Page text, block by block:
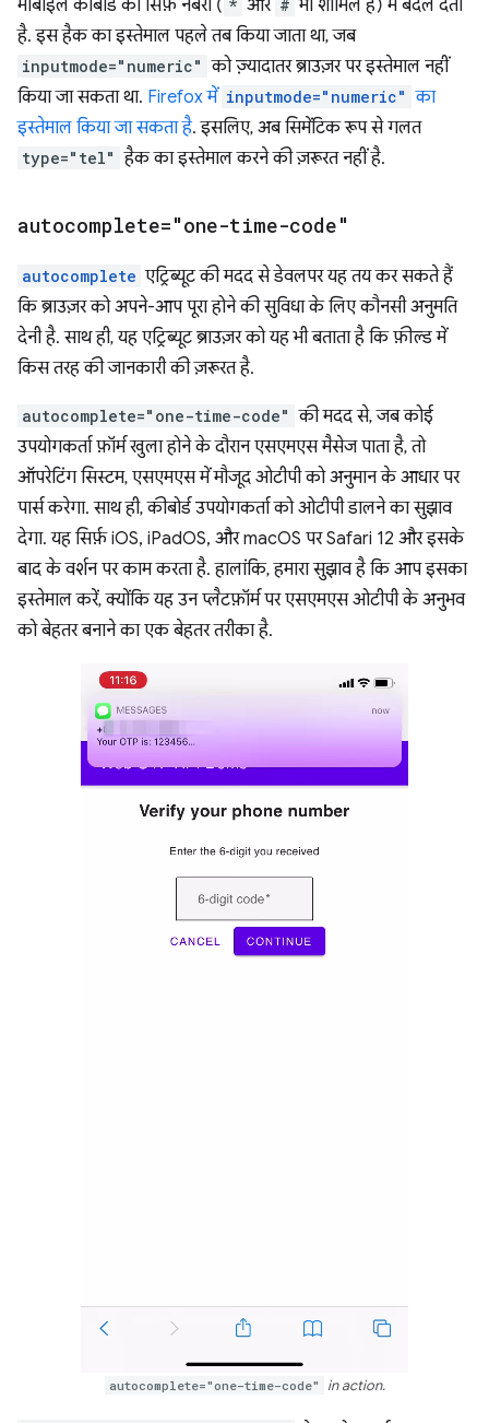
मोबाइल कीबोर्ड को सिर्फ़ नंबरों ( * और # भी शामिल हैं) में बदल देता
है. इस हैक का इस्तेमाल पहले तब किया जाता था, जब
inputmode="numeric" को ज़्यादातर ब्राउज़र पर इस्तेमाल नहीं
किया जा सकता था. Firefox में inputmode="numeric" का
इस्तेमाल किया जा सकता है. इसलिए, अब सिमेंटिक रूप से गलत
type="tel" हैक का इस्तेमाल करने की ज़रूरत नहीं है.
autocomplete="one-time-code"
autocomplete एट्रिब्यूट की मदद से डेवलपर यह तय कर सकते हैं
कि ब्राउज़र को अपने-आप पूरा होने की सुविधा के लिए कौनसी अनुमति
देनी है. साथ ही, यह एट्रिब्यूट ब्राउज़र को यह भी बताता है कि फ़ील्ड में
किस तरह की जानकारी की ज़रूरत है.
autocomplete="one-time-code" की मदद से, जब कोई
उपयोगकर्ता फ़ॉर्म खुला होने के दौरान एसएमएस मैसेज पाता है, तो
ऑपरेटिंग सिस्टम, एसएमएस में मौजूद ओटीपी को अनुमान के आधार पर
पार्स करेगा. साथ ही, कीबोर्ड उपयोगकर्ता को ओटीपी डालने का सुझाव
देगा. यह सिर्फ़ iOS, iPadOS, और macOS पर Safari 12 और इसके
बाद के वर्शन पर काम करता है. हालांकि, हमारा सुझाव है कि आप इसका
इस्तेमाल करें, क्योंकि यह उन प्लैटफ़ॉर्म पर एसएमएस ओटीपी के अनुभव
को बेहतर बनाने का एक बेहतर तरीका है.
autocomplete="one-time-code" in action.